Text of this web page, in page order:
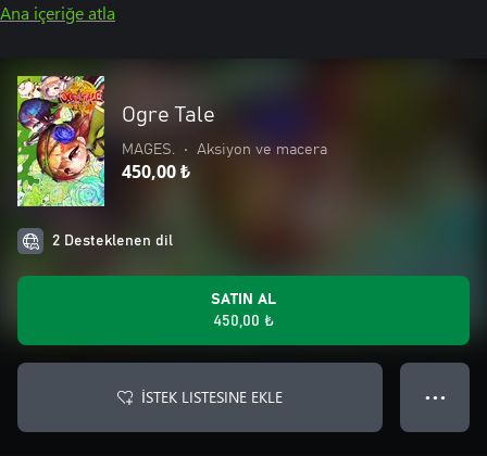
Ana içeriğe atla
Ogre Tale
MAGES. • Aksiyon ve macera
450,00 ₺
2 Desteklenen dil
SATIN AL
450,00 ₺
İSTEK LISTESINE EKLE ● ● ●